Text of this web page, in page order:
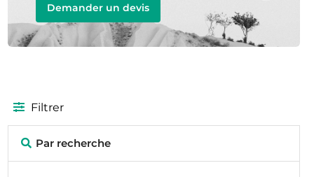
Demander un devis
Filtrer
Par recherche